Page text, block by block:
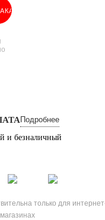
Подробнее
и безналичный
только для